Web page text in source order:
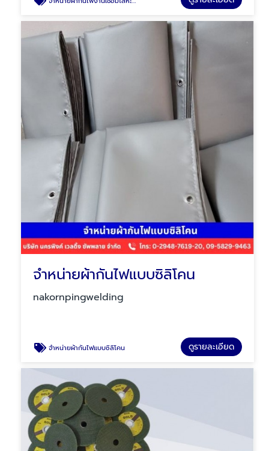
จำหน่ายผ้ากันไฟแบบซิลิโคน
nakornpingwelding
จำหน่ายผ้ากันไฟแบบซิลิโคน ดูรายละเอียด